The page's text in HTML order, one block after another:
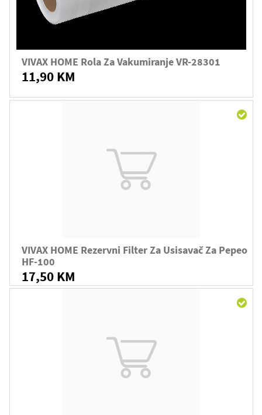
VIVAX HOME Rola Za Vakumiranje VR-28301
11,90 KM
VIVAX HOME Rezervni Filter Za Usisavač Za Pepeo
HF-100
17,50 KM